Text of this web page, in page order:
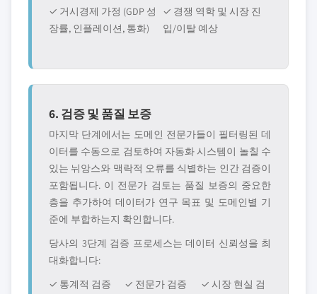
✓ 거시경제 가정 (GDP 성
장률, 인플레이션, 통화)
✓ 경쟁 역학 및 시장 진
입/이탈 예상
6. 검증 및 품질 보증
마지막 단계에서는 도메인 전문가들이 필터링된 데
이터를 수동으로 검토하여 자동화 시스템이 놀칠 수
있는 뉘앙스와 맥락적 오류를 식별하는 인간 검증이
포함됩니다. 이 전문가 검토는 품질 보증의 중요한
층을 추가하여 데이터가 연구 목표 및 도메인별 기
준에 부합하는지 확인합니다.
당사의 3단계 검증 프로세스는 데이터 신뢰성을 최
대화합니다:
✓ 통계적 검증
✓ 전문가 검증
✓ 시장 현실 검